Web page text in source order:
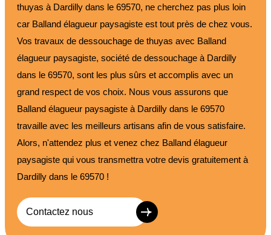
thuyas à Dardilly dans le 69570, ne cherchez pas plus loin
car Balland élagueur paysagiste est tout près de chez vous.
Vos travaux de dessouchage de thuyas avec Balland
élagueur paysagiste, société de dessouchage à Dardilly
dans le 69570, sont les plus sûrs et accomplis avec un
grand respect de vos choix. Nous vous assurons que
Balland élagueur paysagiste à Dardilly dans le 69570
travaille avec les meilleurs artisans afin de vous satisfaire.
Alors, n'attendez plus et venez chez Balland élagueur
paysagiste qui vous transmettra votre devis gratuitement à
Dardilly dans le 69570 !
Contactez nous